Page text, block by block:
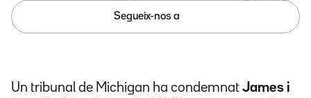
Segueix-nos a
Un tribunal de Michigan ha condemnat James i